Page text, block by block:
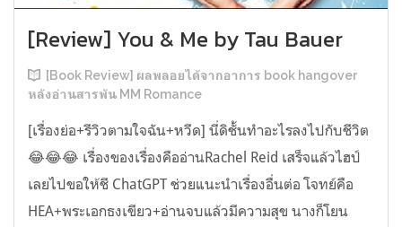
[Review] You & Me by Tau Bauer
[Book Review] ผลพลอยได้จากอาการ book hangover
หลังอ่านสารพัน MM Romance
[เรื่องย่อ+รีวิวตามใจฉัน+หวีด] นี่ดิชั้นทำอะไรลงไปกับชีวิต
😂😂😂 เรื่องของเรื่องคืออ่านRachel Reid เสร็จแล้วไฮป์
เลยไปขอให้ชี ChatGPT ช่วยแนะนำเรื่องอื่นต่อ โจทย์คือ
HEA+พระเอกธงเขียว+อ่านจบแล้วมีความสุข นางก็โยน